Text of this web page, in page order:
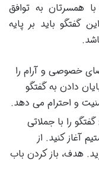
همسرتان به توافق
گفتگو باید بر پایه
خصوصی و آرام را
دادن به گفتگو
و احترام می دهد.
گفتگو را با جملاتی
آغاز کنید. از
هدف، باز کردن باب